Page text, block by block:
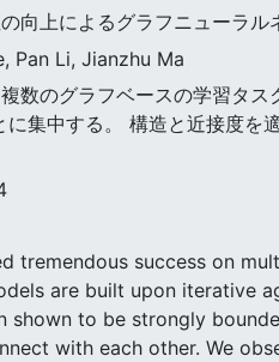
向上によるグラフニューラル
Pan Li, Jianzhu Ma
のグラフベースの学習タ
集中する。 構造と近接度を
tremendous success on
are built upon iterative
shown to be strongly
with each other. We